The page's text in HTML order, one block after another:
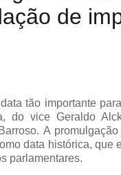
de
tão importante
do vice Geraldo
A
data histórica, que
parlamentares.